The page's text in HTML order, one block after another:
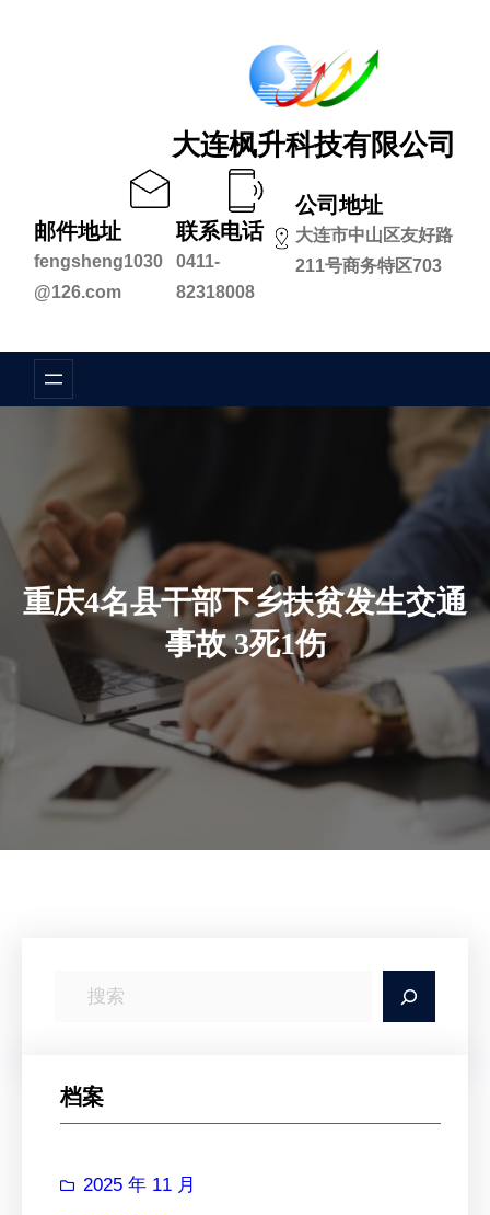
大连枫升科技有限公司
邮件地址
fengsheng1030
@126.com
联系电话
0411-
82318008
公司地址
大连市中山区友好路
211号商务特区703
重庆4名县干部下乡扶贫发生交通
事故 3死1伤
档案
2025 年 11 月